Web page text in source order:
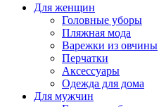
Для женщин
Головные уборы
Пляжная мода
Варежки из овчины
Перчатки
Аксессуары
Одежда для дома
Для мужчин